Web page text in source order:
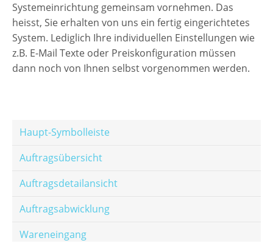
Systemeinrichtung gemeinsam vornehmen. Das
heisst, Sie erhalten von uns ein fertig eingerichtetes
System. Lediglich Ihre individuellen Einstellungen wie
z.B. E-Mail Texte oder Preiskonfiguration müssen
dann noch von Ihnen selbst vorgenommen werden.
Haupt-Symbolleiste
Auftragsübersicht
Auftragsdetailansicht
Auftragsabwicklung
Wareneingang